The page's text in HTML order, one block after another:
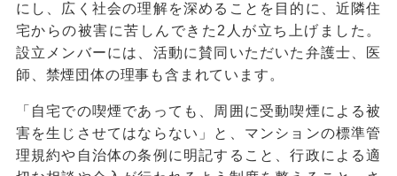
にし、広く社会の理解を深めることを目的に、近隣住
宅からの被害に苦しんできた2人が立ち上げました。
設立メンバーには、活動に賛同いただいた弁護士、医
師、禁煙団体の理事も含まれています。
「自宅での喫煙であっても、周囲に受動喫煙による被
害を生じさせてはならない」と、マンションの標準管
理規約や自治体の条例に明記すること、行政による適